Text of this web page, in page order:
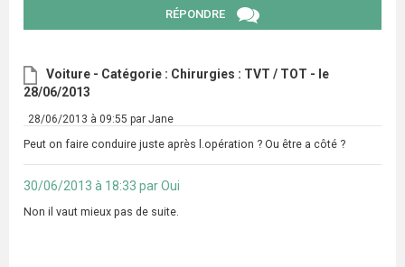
RÉPONDRE
Voiture - Catégorie : Chirurgies : TVT / TOT - le
28/06/2013
28/06/2013 à 09:55 par Jane
Peut on faire conduire juste après l.opération ? Ou être a côté ?
30/06/2013 à 18:33 par Oui
Non il vaut mieux pas de suite.